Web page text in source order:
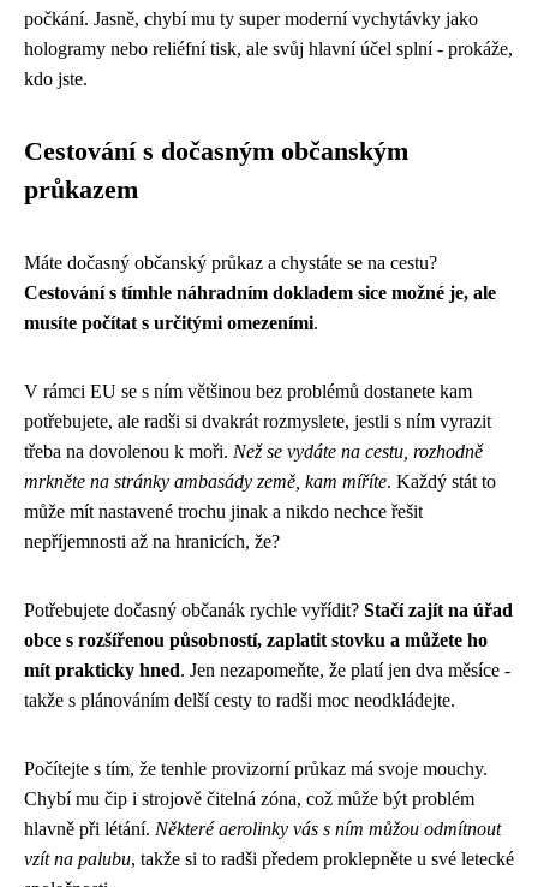
počkání. Jasně, chybí mu ty super moderní vychytávky jako
hologramy nebo reliéfní tisk, ale svůj hlavní účel splní - prokáže,
kdo jste.
Cestování s dočasným občanským
průkazem
Máte dočasný občanský průkaz a chystáte se na cestu?
Cestování s tímhle náhradním dokladem sice možné je, ale
musíte počítat s určitými omezeními.
V rámci EU se s ním většinou bez problémů dostanete kam
potřebujete, ale radši si dvakrát rozmyslete, jestli s ním vyrazit
třeba na dovolenou k moři. Než se vydáte na cestu, rozhodně
mrkněte na stránky ambasády země, kam míříte. Každý stát to
může mít nastavené trochu jinak a nikdo nechce řešit
nepříjemnosti až na hranicích, že?
Potřebujete dočasný občanák rychle vyřídit? Stačí zajít na úřad
obce s rozšířenou působností, zaplatit stovku a můžete ho
mít prakticky hned. Jen nezapomeňte, že platí jen dva měsíce -
takže s plánováním delší cesty to radši moc neodkládejte.
Počítejte s tím, že tenhle provizorní průkaz má svoje mouchy.
Chybí mu čip i strojově čitelná zóna, což může být problém
hlavně při létání. Některé aerolinky vás s ním můžou odmítnout
vzít na palubu, takže si to radši předem proklepněte u své letecké